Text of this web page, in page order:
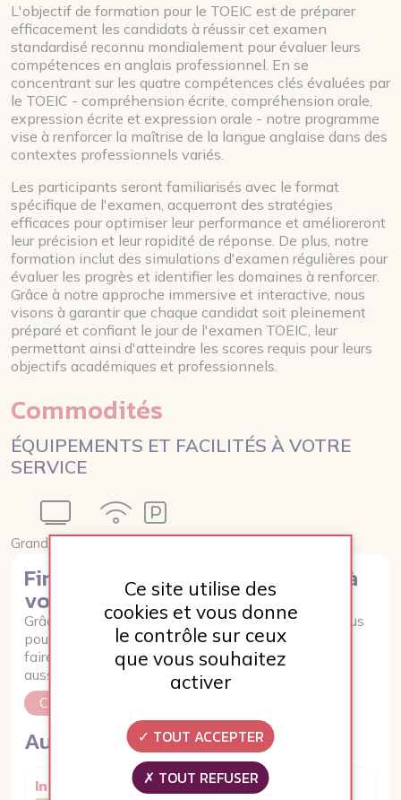
L'objectif de formation pour le TOEIC est de préparer
efficacement les candidats à réussir cet examen
standardisé reconnu mondialement pour évaluer leurs
compétences en anglais professionnel. En se
concentrant sur les quatre compétences clés évaluées par
le TOEIC - compréhension écrite, compréhension orale,
expression écrite et expression orale - notre programme
vise à renforcer la maîtrise de la langue anglaise dans des
contextes professionnels variés.
Les participants seront familiarisés avec le format
spécifique de l'examen, acquerront des stratégies
efficaces pour optimiser leur performance et amélioreront
leur précision et leur rapidité de réponse. De plus, notre
formation inclut des simulations d'examen régulières pour
évaluer les progrès et identifier les domaines à renforcer.
Grâce à notre approche immersive et interactive, nous
visons à garantir que chaque candidat soit pleinement
préparé et confiant le jour de l'examen TOEIC, leur
permettant ainsi d'atteindre les scores requis pour leurs
objectifs académiques et professionnels.
Commodités
ÉQUIPEMENTS ET FACILITÉS À VOTRE
SERVICE
Grands écrans
Financez votre formation grâce à
votre CPF
Grâce à votre Compte Personnel de Formation, vous
pouvez financer des formations pour entretenir et
faire progresser votre niveau de qualification mais
aussi vos compétences professionnelles.
CONSULTER VOTRE CPF
Autres formations
Intensif VIP Formation VIP
Ce site utilise des
cookies et vous donne
le contrôle sur ceux
que vous souhaitez
activer
TOUT ACCEPTER
TOUT REFUSER